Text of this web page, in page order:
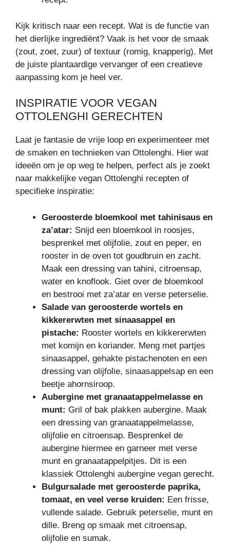
Kijk kritisch naar een recept. Wat is de functie van
het dierlijke ingrediënt? Vaak is het voor de smaak
(zout, zoet, zuur) of textuur (romig, knapperig). Met
de juiste plantaardige vervanger of een creatieve
aanpassing kom je heel ver.
INSPIRATIE VOOR VEGAN
OTTOLENGHI GERECHTEN
Laat je fantasie de vrije loop en experimenteer met
de smaken en technieken van Ottolenghi. Hier wat
ideeën om je op weg te helpen, perfect als je zoekt
naar makkelijke vegan Ottolenghi recepten of
specifieke inspiratie:
Geroosterde bloemkool met tahinisaus en
za’atar: Snijd een bloemkool in roosjes,
besprenkel met olijfolie, zout en peper, en
rooster in de oven tot goudbruin en zacht.
Maak een dressing van tahini, citroensap,
water en knoflook. Giet over de bloemkool
en bestrooi met za’atar en verse peterselie.
Salade van geroosterde wortels en
kikkererwten met sinaasappel en
pistache: Rooster wortels en kikkererwten
met komijn en koriander. Meng met partjes
sinaasappel, gehakte pistachenoten en een
dressing van olijfolie, sinaasappelsap en een
beetje ahornsiroop.
Aubergine met granaatappelmelasse en
munt: Gril of bak plakken aubergine. Maak
een dressing van granaatappelmelasse,
olijfolie en citroensap. Besprenkel de
aubergine hiermee en garneer met verse
munt en granaatappelpitjes. Dit is een
klassiek Ottolenghi aubergine vegan gerecht.
Bulgursalade met geroosterde paprika,
tomaat, en veel verse kruiden: Een frisse,
vullende salade. Gebruik peterselie, munt en
dille. Breng op smaak met citroensap,
olijfolie en sumak.